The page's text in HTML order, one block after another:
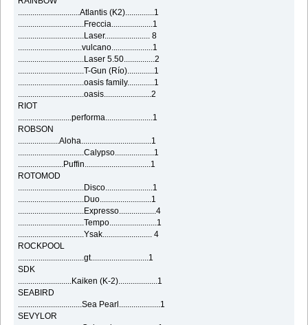
..............................Atlantis (K2)..............1
................................Freccia....................1
................................Laser...................... 8
...............................vulcano....................1
................................Laser 5.50...............2
................................T-Gun (Río).............1
................................oasis family.............1
................................oasis.......................2
RIOT
..........................performa.......................1
ROBSON
....................Aloha..................................1
................................Calypso...................1
......................Puffin................................1
ROTOMOD
................................Disco.......................1
................................Duo.........................1
................................Expresso..................4
................................Tempo.......................1
................................Ysak........................ 4
ROCKPOOL
................................gt............................1
SDK
..........................Kaiken (K-2)...................1
SEABIRD
...............................Sea Pearl....................1
SEVYLOR